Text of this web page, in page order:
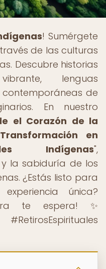
! Sumérgete
de las culturas
Descubre historias
lenguas
de
En nuestro
el Corazón de la
en
Indígenas",
la sabiduría de los
¿Estás listo para
única?
te espera! ✨